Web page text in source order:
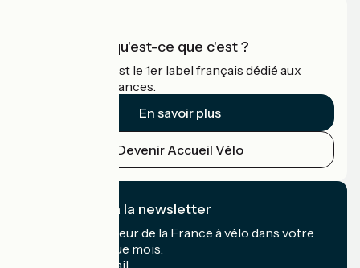
Accueil Vélo qu'est-ce que c'est ?
Accueil Vélo c'est le 1er label français dédié aux
cyclistes en vacances.
En savoir plus
Devenir Accueil Vélo
Je m'abonne à la newsletter
Recevez le meilleur de la France à vélo dans votre
boîte mail chaque mois.